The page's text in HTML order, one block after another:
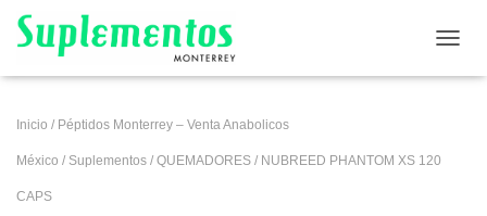
Inicio / Péptidos Monterrey – Venta Anabolicos
México / Suplementos / QUEMADORES / NUBREED PHANTOM XS 120
CAPS